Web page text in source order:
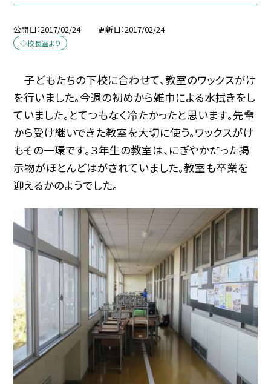
公開日 2017/02/24 更新日 2017/02/24
◇校長室より
子どもたちの下校に合わせて、教室のワックスがけ
を行いました。今週の初めから雑巾による水拭きをし
ていました。とてつもなく冷たかったと思います。先輩
から受け継いできた教室を大切に使う。ワックスがけ
もその一環です。３年生の教室は、にぎやかだった掲
示物がほとんどはがされていました。教室も卒業を
迎えるかのようでした。